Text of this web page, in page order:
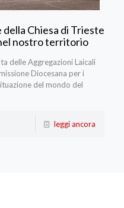
Chiesa di Trieste
nostro territorio
delle Aggregazioni Laicali
Diocesana per i
del mondo del
leggi ancora